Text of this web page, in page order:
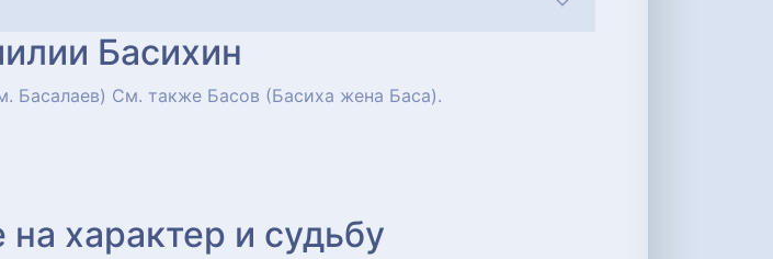
Басихин
Басалаев) См. также Басов (Басиха жена Баса).
характер и судьбу